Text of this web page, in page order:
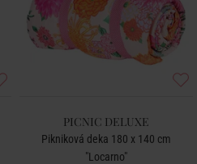
PICNIC DELUXE
Pikniková deka 180 x 140 cm
"Locarno"